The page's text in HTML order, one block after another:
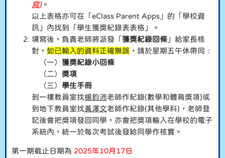
寫)。
以上表格亦可在 「eClass Parent Apps」的「學校資
訊」內找到「學生獲獎紀錄表表格」。
填寫後，負責老師將派發「 獲獎紀錄回條 」給家長核
對， 如已輸入的資料正確無誤 ，請於星期五午休帶同﹕
（一） 獲獎紀錄小回條
（二） 獎項
（三） 學生手冊
到一樓教員室找楊鈞沛老師作紀錄(數學和體育獎項)或
到地下教員室找黃澤文老師作紀錄(其他學科)，老師登
記後會把獎項發回同學，亦會把獎項輸入在學校的電子
系統內，統一於每次考試後發給同學作核實。
第一期截止日期為 2025年10月17日